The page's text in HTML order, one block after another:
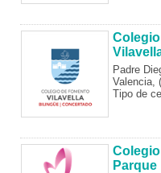
Padre
Valencia,
Tipo de
Colegio
Parque